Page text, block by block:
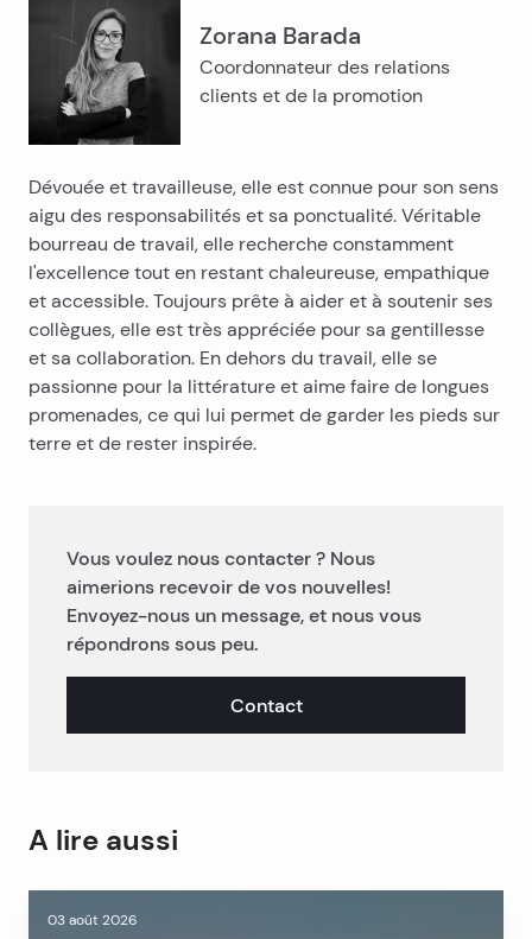
Zorana Barada
Coordonnateur des relations
clients et de la promotion
Dévouée et travailleuse, elle est connue pour son sens
aigu des responsabilités et sa ponctualité. Véritable
bourreau de travail, elle recherche constamment
l'excellence tout en restant chaleureuse, empathique
et accessible. Toujours prête à aider et à soutenir ses
collègues, elle est très appréciée pour sa gentillesse
et sa collaboration. En dehors du travail, elle se
passionne pour la littérature et aime faire de longues
promenades, ce qui lui permet de garder les pieds sur
terre et de rester inspirée.
Vous voulez nous contacter ? Nous
aimerions recevoir de vos nouvelles!
Envoyez-nous un message, et nous vous
répondrons sous peu.
Contact
A lire aussi
03 août 2026